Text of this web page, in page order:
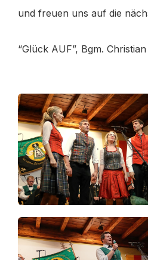
und freuen uns auf die
“Glück AUF”, Bgm.